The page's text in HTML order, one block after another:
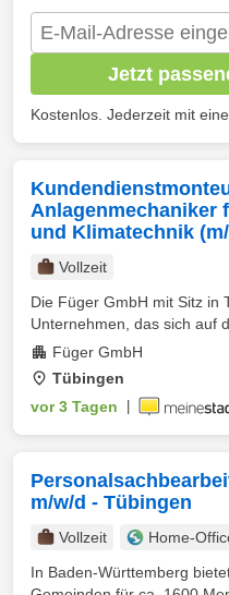
Jetzt
Kostenlos. Jederzeit mit
Anlagenmechaniker
und Klimatechnik
Vollzeit
Die Füger GmbH mit Sitz in
Unternehmen, das sich auf
Füger GmbH
Tübingen
vor 3 Tagen
m/w/d - Tübingen
Vollzeit Home-
In Baden-Württemberg